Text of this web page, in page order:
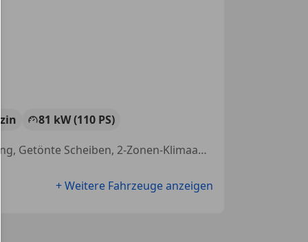
81 kW (110 PS)
Einparkhilfe Sensoren vorne, Einparkhilfe Rückfahrkamera, Sitzheizung, Getönte Scheiben, 2-Zonen-Klimaautomatik, Elektrische Heckklappe, Partikelfilter, Android Auto
+ Weitere Fahrzeuge anzeigen